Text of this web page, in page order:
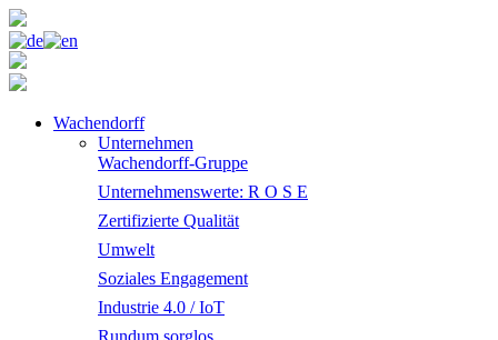
Wachendorff
Unternehmen
Wachendorff-Gruppe
Unternehmenswerte: R O S E
Zertifizierte Qualität
Umwelt
Soziales Engagement
Industrie 4.0 / IoT
Rundum sorglos